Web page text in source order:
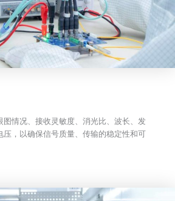
图情况、接收灵敏度、消光比、波长、发
压，以确保信号质量、传输的稳定性和可